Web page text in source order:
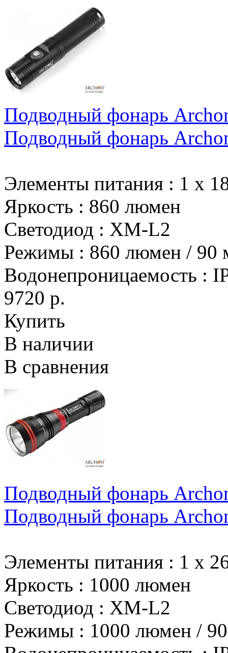
Подводный фонарь
Подводный фонарь
Элементы питания : 1 х
Яркость : 860 люмен
Светодиод : XM-L2
Режимы : 860 люмен / 90
Водонепроницаемость :
9720 р.
Купить
В наличии
В сравнения
Подводный фонарь
Подводный фонарь
Элементы питания : 1 х
Яркость : 1000 люмен
Светодиод : XM-L2
Режимы : 1000 люмен /